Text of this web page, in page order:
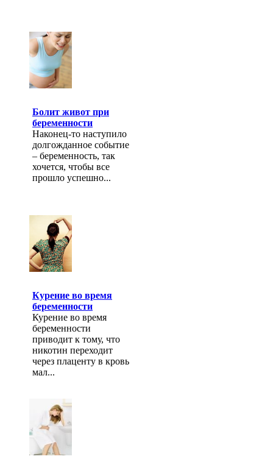
Болит живот при
беременности
Наконец-то наступило
долгожданное событие
– беременность, так
хочется, чтобы все
прошло успешно...
Курение во время
беременности
Курение во время
беременности
приводит к тому, что
никотин переходит
через плаценту в кровь
мал...